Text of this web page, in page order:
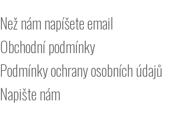
Než nám napíšete email
Obchodní podmínky
Podmínky ochrany osobních údajů
Napište nám